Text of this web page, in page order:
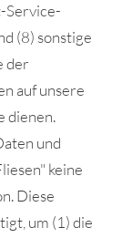
Service-
(8) sonstige
der
auf unsere
dienen.
und
keine
Diese
um (1) die